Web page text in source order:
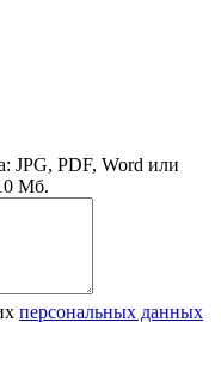
JPG, PDF, Word или
Мб.
персональных данных